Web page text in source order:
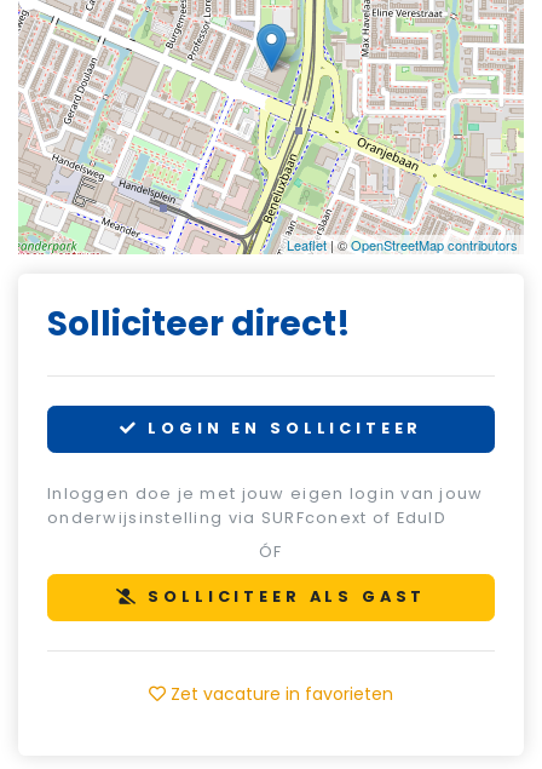
Leaflet| ©OpenStreetMap contributors
Solliciteer direct!
LOGIN EN SOLLICITEER
Inloggen doe je met jouw eigen login van jouw
onderwijsinstelling via SURFconext of EduID
ÓF
SOLLICITEER ALS GAST
Zet vacature in favorieten